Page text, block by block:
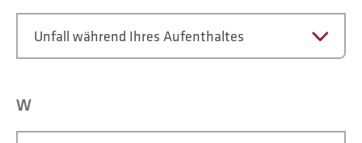
Unfall während Ihres Aufenthaltes
W